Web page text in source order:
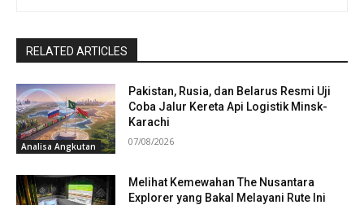
RELATED ARTICLES
Analisa Angkutan
Pakistan, Rusia, dan Belarus Resmi Uji
Coba Jalur Kereta Api Logistik Minsk-
Karachi
07/08/2026
Melihat Kemewahan The Nusantara
Explorer yang Bakal Melayani Rute Ini